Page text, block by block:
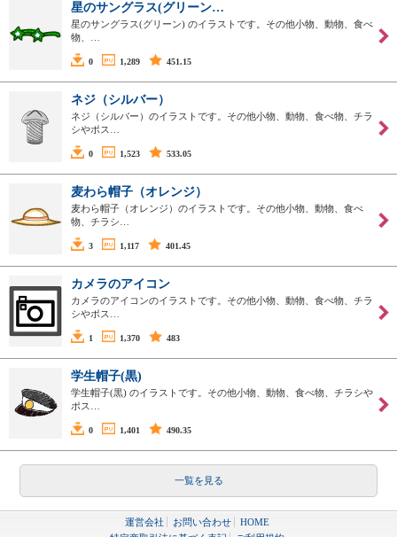
星のサングラス(グリーン…
星のサングラス(グリーン) のイラストです。その他小物、動物、食べ
物、…
0 1,289 451.15
ネジ（シルバー）
ネジ（シルバー）のイラストです。その他小物、動物、食べ物、チラ
シやポス…
0 1,523 533.05
麦わら帽子（オレンジ）
麦わら帽子（オレンジ）のイラストです。その他小物、動物、食べ
物、チラシ…
3 1,117 401.45
カメラのアイコン
カメラのアイコンのイラストです。その他小物、動物、食べ物、チラ
シやポス…
1 1,370 483
学生帽子(黒)
学生帽子(黒) のイラストです。その他小物、動物、食べ物、チラシや
ポス…
0 1,401 490.35
一覧を見る
運営会社 お問い合わせ
HOME